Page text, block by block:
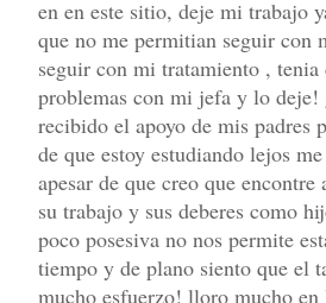
en en este sitio, deje mi trabajo
que no me permitian seguir con
seguir con mi tratamiento , tenia
problemas con mi jefa y lo deje!
recibido el apoyo de mis padres
de que estoy estudiando lejos
apesar de que creo que
su trabajo y sus deberes como
poco posesiva no nos permite
tiempo y de plano siento que el
mucho esfuerzo! lloro mucho en